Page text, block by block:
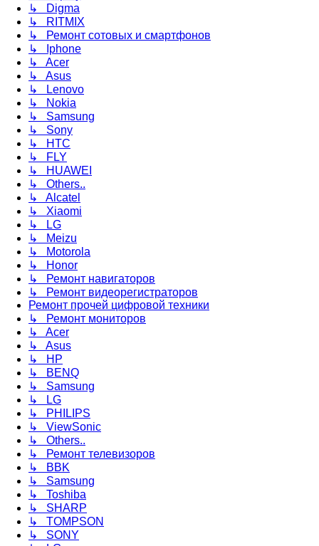
↳ Digma
↳ RITMIX
↳ Ремонт сотовых и смартфонов
↳ Iphone
↳ Acer
↳ Asus
↳ Lenovo
↳ Nokia
↳ Samsung
↳ Sony
↳ HTC
↳ FLY
↳ HUAWEI
↳ Others..
↳ Alcatel
↳ Xiaomi
↳ LG
↳ Meizu
↳ Motorola
↳ Honor
↳ Ремонт навигаторов
↳ Ремонт видеорегистраторов
Ремонт прочей цифровой техники
↳ Ремонт мониторов
↳ Acer
↳ Asus
↳ HP
↳ BENQ
↳ Samsung
↳ LG
↳ PHILIPS
↳ ViewSonic
↳ Others..
↳ Ремонт телевизоров
↳ BBK
↳ Samsung
↳ Toshiba
↳ SHARP
↳ TOMPSON
↳ SONY